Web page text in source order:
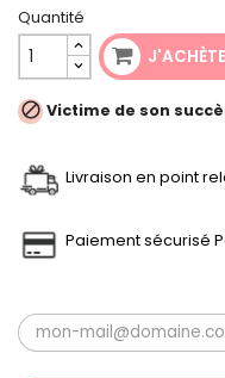
Quantité
J'ACHÈTE
 Victime de son
Livraison en point
Paiement sécurisé